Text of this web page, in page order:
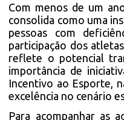
Com menos de um
consolida como uma
pessoas com
participação dos
reflete o potencial
importância de
Incentivo ao Esporte,
excelência no cenário
Para acompanhar as